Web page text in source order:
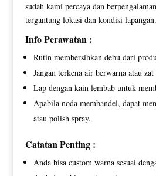
sudah kami percaya dan
tergantung lokasi dan kondisi lapangan.
Info Perawatan :
Rutin membersihkan debu dari
Jangan terkena air berwarna atau
Lap dengan kain lembab untuk
Apabila noda membandel, dapat
atau polish spray.
Catatan Penting :
Anda bisa custom warna sesuai